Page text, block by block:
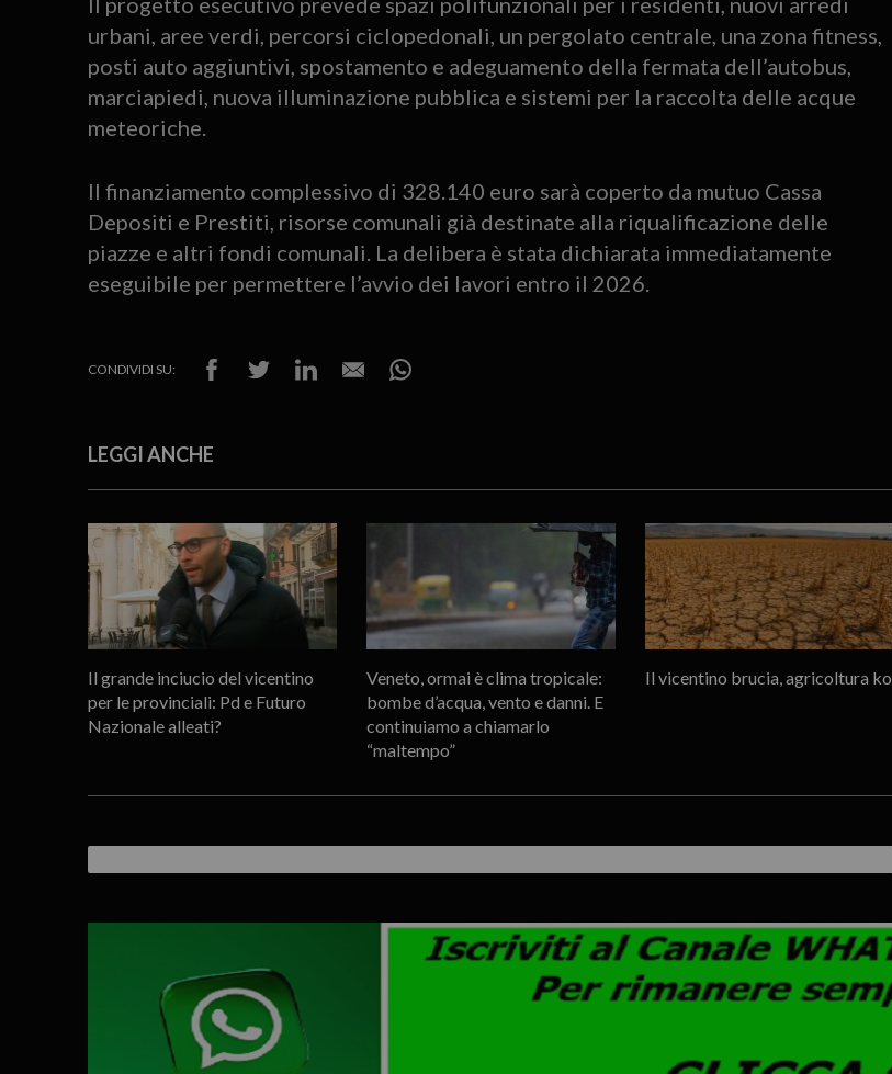
urbani, aree verdi, percorsi ciclopedonali, un pergolato centrale, una zona fitness,
posti auto aggiuntivi, spostamento e adeguamento della fermata dell’autobus,
marciapiedi, nuova illuminazione pubblica e sistemi per la raccolta delle acque
meteoriche.
Il finanziamento complessivo di 328.140 euro sarà coperto da mutuo Cassa
Depositi e Prestiti, risorse comunali già destinate alla riqualificazione delle
piazze e altri fondi comunali. La delibera è stata dichiarata immediatamente
eseguibile per permettere l’avvio dei lavori entro il 2026.
CONDIVIDI SU:
LEGGI ANCHE
Il grande inciucio del vicentino
per le provinciali: Pd e Futuro
Nazionale alleati?
Veneto, ormai è clima tropicale:
bombe d’acqua, vento e danni. E
continuiamo a chiamarlo
“maltempo”
Il vicentino brucia, agricoltura ko